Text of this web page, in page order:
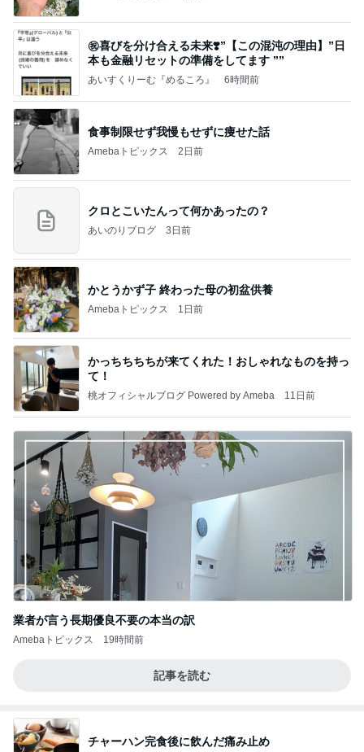
㊗️喜びを分け合える未来❣️”【この混沌の理由】”⽇
本も⾦融リセットの準備をしてます ””
あいすくりーむ『めるころ』 6時間前
食事制限せず我慢もせずに痩せた話
Amebaトピックス 2日前
クロとこいたんって何かあったの？
あいのりブログ 3日前
かとうかず子 終わった母の初盆供養
Amebaトピックス 1日前
かっちちちちが来てくれた！おしゃれなものを持っ
て！
桃オフィシャルブログ Powered by Ameba 11日前
業者が言う長期優良不要の本当の訳
Amebaトピックス 19時間前
記事を読む
チャーハン完食後に飲んだ痛み止め